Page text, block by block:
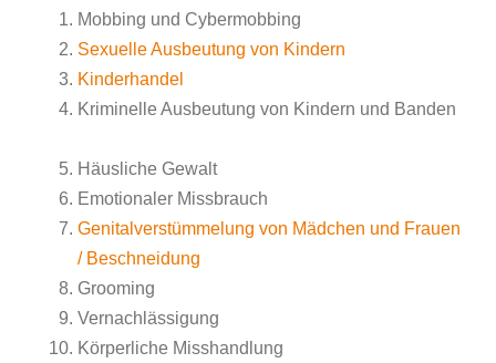
Mobbing und Cybermobbing
Sexuelle Ausbeutung von Kindern
Kinderhandel
Kriminelle Ausbeutung von Kindern und Banden
Häusliche Gewalt
Emotionaler Missbrauch
Genitalverstümmelung von Mädchen und Frauen
/ Beschneidung
Grooming
Vernachlässigung
Körperliche Misshandlung